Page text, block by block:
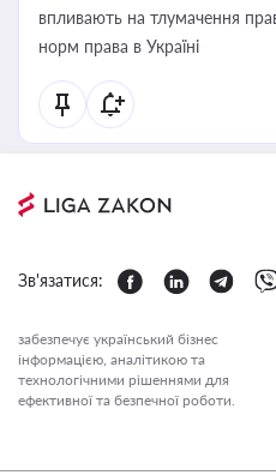
впливають на тлумачення
норм права в Україні
Зв'язатися:
забезпечує український бізнес
інформацією, аналітикою та
технологічними рішеннями для
ефективної та безпечної роботи.